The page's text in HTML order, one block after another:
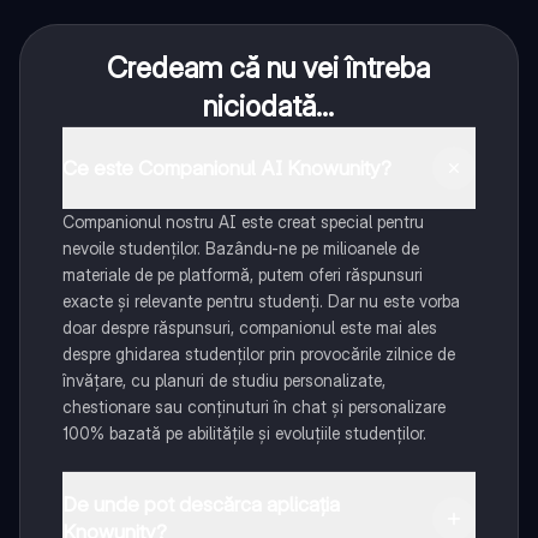
Credeam că nu vei întreba
niciodată...
Companionul nostru AI este creat special pentru
nevoile studenților. Bazându-ne pe milioanele de
materiale de pe platformă, putem oferi răspunsuri
exacte și relevante pentru studenți. Dar nu este vorba
doar despre răspunsuri, companionul este mai ales
despre ghidarea studenților prin provocările zilnice de
învățare, cu planuri de studiu personalizate,
chestionare sau conținuturi în chat și personalizare
100% bazată pe abilitățile și evoluțiile studenților.